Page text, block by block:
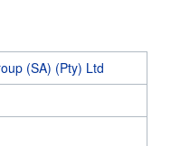
(SA) (Pty) Ltd